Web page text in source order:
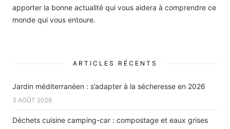
apporter la bonne actualité qui vous aidera à comprendre ce
monde qui vous entoure.
ARTICLES RÉCENTS
Jardin méditerranéen : s’adapter à la sécheresse en 2026
3 AOÛT 2026
Déchets cuisine camping-car : compostage et eaux grises